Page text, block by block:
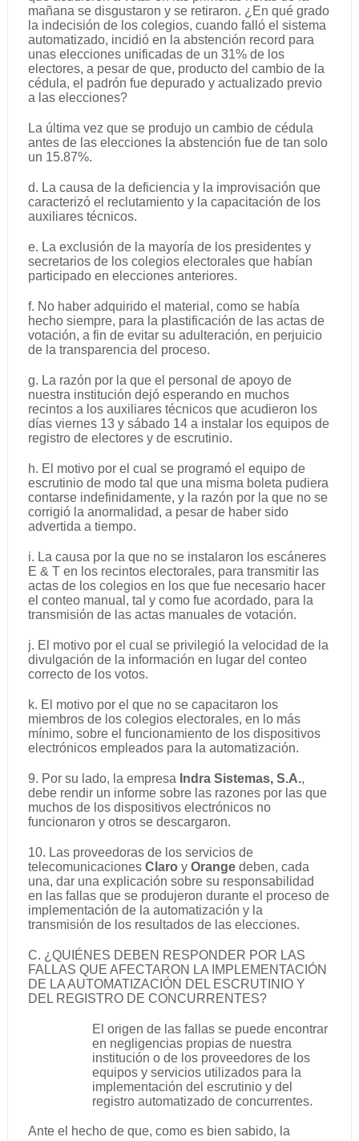
mañana se disgustaron y se retiraron. ¿En qué grado
la indecisión de los colegios, cuando falló el sistema
automatizado, incidió en la abstención record para
unas elecciones unificadas de un 31% de los
electores, a pesar de que, producto del cambio de la
cédula, el padrón fue depurado y actualizado previo
a las elecciones?
La última vez que se produjo un cambio de cédula
antes de las elecciones la abstención fue de tan solo
un 15.87%.
d. La causa de la deficiencia y la improvisación que
caracterizó el reclutamiento y la capacitación de los
auxiliares técnicos.
e. La exclusión de la mayoría de los presidentes y
secretarios de los colegios electorales que habían
participado en elecciones anteriores.
f. No haber adquirido el material, como se había
hecho siempre, para la plastificación de las actas de
votación, a fin de evitar su adulteración, en perjuicio
de la transparencia del proceso.
g. La razón por la que el personal de apoyo de
nuestra institución dejó esperando en muchos
recintos a los auxiliares técnicos que acudieron los
días viernes 13 y sábado 14 a instalar los equipos de
registro de electores y de escrutinio.
h. El motivo por el cual se programó el equipo de
escrutinio de modo tal que una misma boleta pudiera
contarse indefinidamente, y la razón por la que no se
corrigió la anormalidad, a pesar de haber sido
advertida a tiempo.
i. La causa por la que no se instalaron los escáneres
E & T en los recintos electorales, para transmitir las
actas de los colegios en los que fue necesario hacer
el conteo manual, tal y como fue acordado, para la
transmisión de las actas manuales de votación.
j. El motivo por el cual se privilegió la velocidad de la
divulgación de la información en lugar del conteo
correcto de los votos.
k. El motivo por el que no se capacitaron los
miembros de los colegios electorales, en lo más
mínimo, sobre el funcionamiento de los dispositivos
electrónicos empleados para la automatización.
9. Por su lado, la empresa Indra Sistemas, S.A.,
debe rendir un informe sobre las razones por las que
muchos de los dispositivos electrónicos no
funcionaron y otros se descargaron.
10. Las proveedoras de los servicios de
telecomunicaciones Claro y Orange deben, cada
una, dar una explicación sobre su responsabilidad
en las fallas que se produjeron durante el proceso de
implementación de la automatización y la
transmisión de los resultados de las elecciones.
C. ¿QUIÉNES DEBEN RESPONDER POR LAS
FALLAS QUE AFECTARON LA IMPLEMENTACIÓN
DE LA AUTOMATIZACIÓN DEL ESCRUTINIO Y
DEL REGISTRO DE CONCURRENTES?
El origen de las fallas se puede encontrar
en negligencias propias de nuestra
institución o de los proveedores de los
equipos y servicios utilizados para la
implementación del escrutinio y del
registro automatizado de concurrentes.
Ante el hecho de que, como es bien sabido, la